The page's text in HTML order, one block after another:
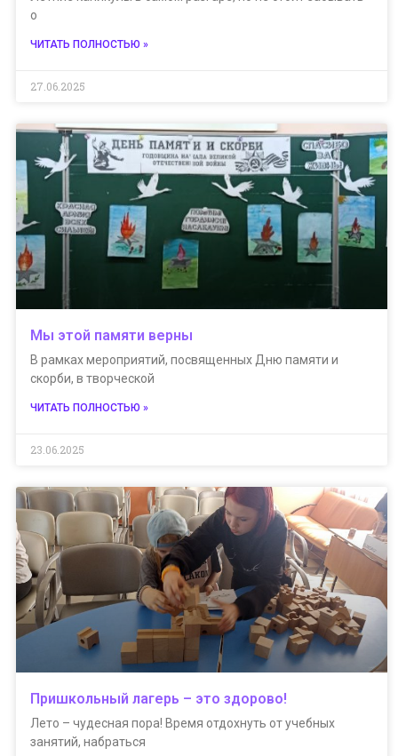
о
ЧИТАТЬ ПОЛНОСТЬЮ »
27.06.2025
Мы этой памяти верны
В рамках мероприятий, посвященных Дню памяти и
скорби, в творческой
ЧИТАТЬ ПОЛНОСТЬЮ »
23.06.2025
Пришкольный лагерь – это здорово!
Лето – чудесная пора! Время отдохнуть от учебных
занятий, набраться